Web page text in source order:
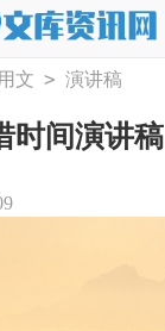
文 > 演讲稿
时间演讲稿